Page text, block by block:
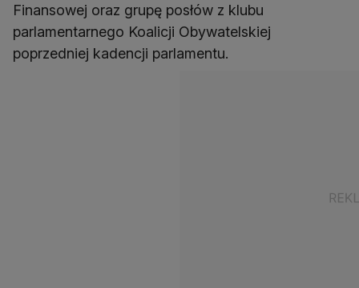
Finansowej oraz grupę posłów z klubu
parlamentarnego Koalicji Obywatelskiej
poprzedniej kadencji parlamentu.